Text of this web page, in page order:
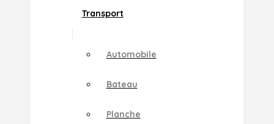
Transport
Automobile
Bateau
Planche